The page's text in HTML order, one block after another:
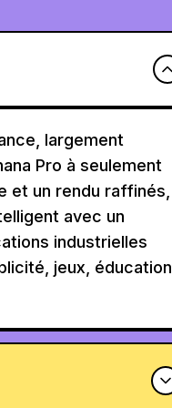
largement
Pro à seulement
et un rendu raffinés,
avec un
industrielles
jeux, éducation